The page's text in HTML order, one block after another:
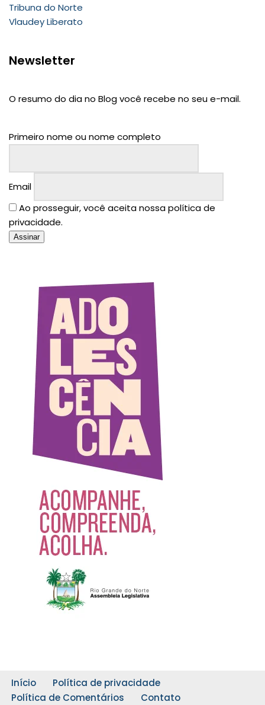
Tribuna do Norte
Vlaudey Liberato
Newsletter
O resumo do dia no Blog você recebe no seu e-mail.
Primeiro nome ou nome completo
Email
Ao prosseguir, você aceita nossa política de
privacidade.
Início
Política de privacidade
Política de Comentários
Contato